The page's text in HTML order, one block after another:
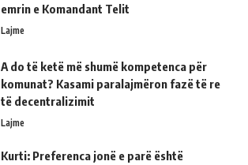
emrin e Komandant Telit
Lajme
A do të ketë më shumë kompetenca për
komunat? Kasami paralajmëron fazë të re
të decentralizimit
Lajme
Kurti: Preferenca jonë e parë është